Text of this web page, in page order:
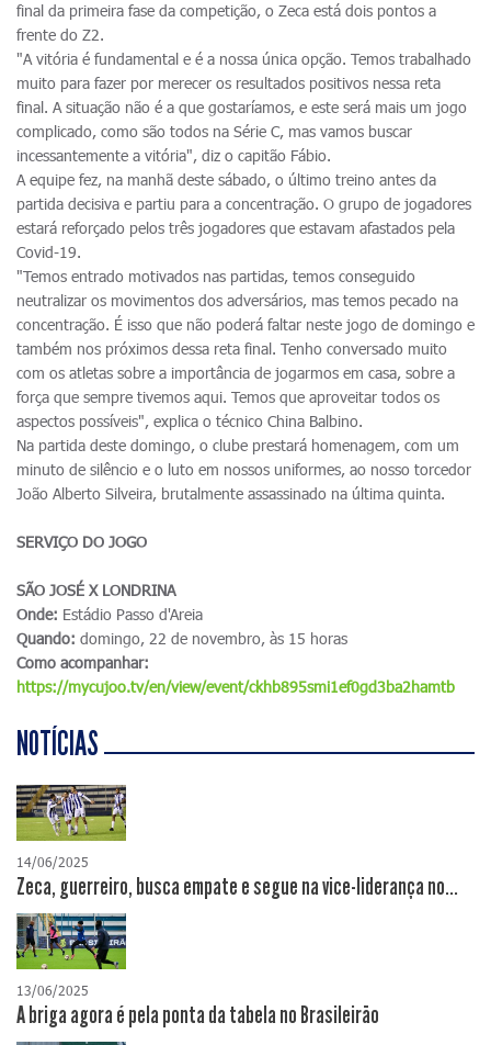
final da primeira fase da competição, o Zeca está dois pontos a
frente do Z2.
"A vitória é fundamental e é a nossa única opção. Temos trabalhado
muito para fazer por merecer os resultados positivos nessa reta
final. A situação não é a que gostaríamos, e este será mais um jogo
complicado, como são todos na Série C, mas vamos buscar
incessantemente a vitória", diz o capitão Fábio.
A equipe fez, na manhã deste sábado, o último treino antes da
partida decisiva e partiu para a concentração. O grupo de jogadores
estará reforçado pelos três jogadores que estavam afastados pela
Covid-19.
"Temos entrado motivados nas partidas, temos conseguido
neutralizar os movimentos dos adversários, mas temos pecado na
concentração. É isso que não poderá faltar neste jogo de domingo e
também nos próximos dessa reta final. Tenho conversado muito
com os atletas sobre a importância de jogarmos em casa, sobre a
força que sempre tivemos aqui. Temos que aproveitar todos os
aspectos possíveis", explica o técnico China Balbino.
Na partida deste domingo, o clube prestará homenagem, com um
minuto de silêncio e o luto em nossos uniformes, ao nosso torcedor
João Alberto Silveira, brutalmente assassinado na última quinta.
SERVIÇO DO JOGO
SÃO JOSÉ X LONDRINA
Onde: Estádio Passo d'Areia
Quando: domingo, 22 de novembro, às 15 horas
Como acompanhar:
https://mycujoo.tv/en/view/event/ckhb895smi1ef0gd3ba2hamtb
NOTÍCIAS
14/06/2025
Zeca, guerreiro, busca empate e segue na vice-liderança no...
13/06/2025
A briga agora é pela ponta da tabela no Brasileirão